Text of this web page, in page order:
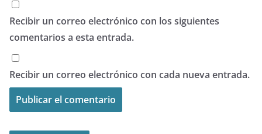
Recibir un correo electrónico con los siguientes
comentarios a esta entrada.
Recibir un correo electrónico con cada nueva entrada.